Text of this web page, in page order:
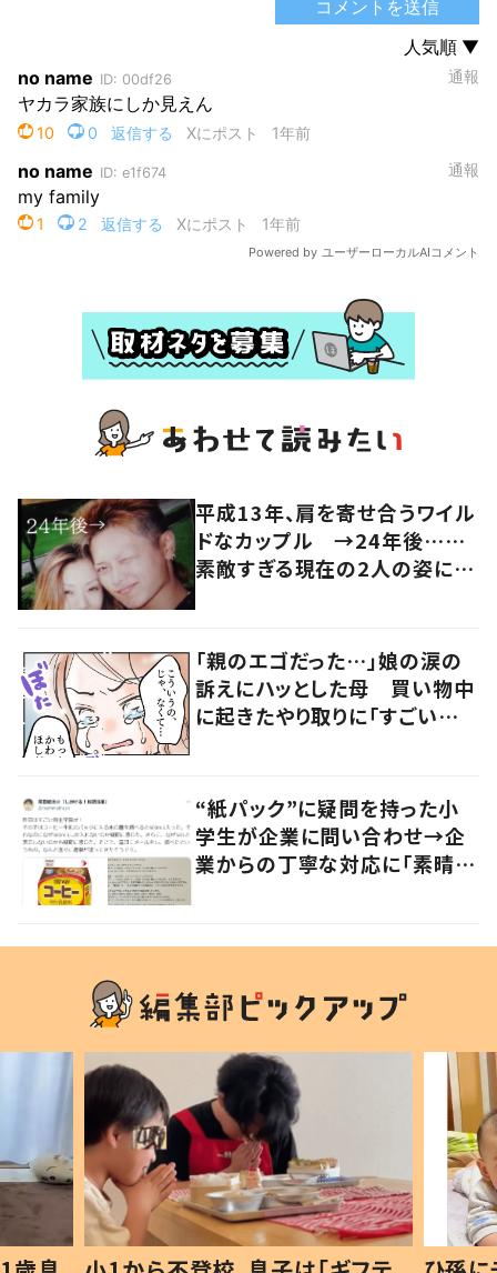
平成13年、肩を寄せ合うワイル
ドなカップル →24年後……
素敵すぎる現在の2人の姿に
「親のエゴだった…」娘の涙の
訴えにハッとした母 買い物中
に起きたやり取りに「すごい分
“紙パック”に疑問を持った小
学生が企業に問い合わせ→企
業からの丁寧な対応に「素晴ら